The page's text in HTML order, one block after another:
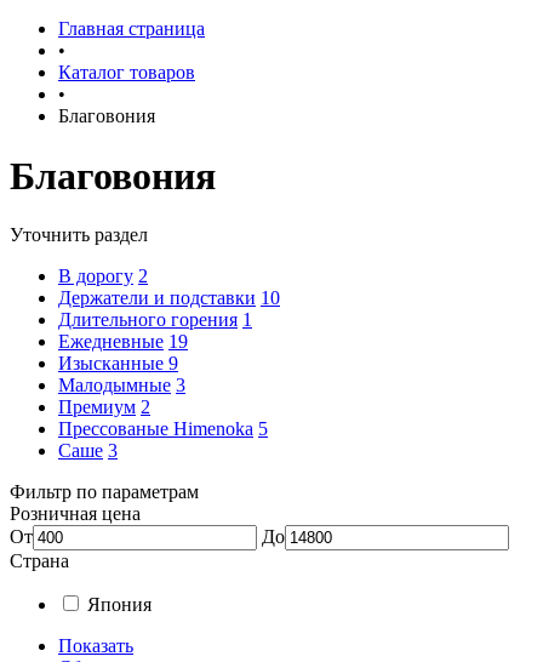
Главная страница
•
Каталог товаров
•
Благовония
Благовония
Уточнить раздел
В дорогу 2
Держатели и подставки 10
Длительного горения 1
Ежедневные 19
Изысканные 9
Малодымные 3
Премиум 2
Прессованые Himenoka 5
Саше 3
Фильтр по параметрам
Розничная цена
От
До
Страна
Япония
Показать